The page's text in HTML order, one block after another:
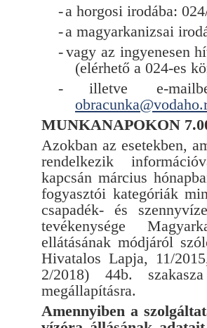
-a horgosi irodába:
-a magyarkanizsai
-vagy az ingyenesen
(elérhető a 024-es
-
illetve e-
MUNKANAPOKON 7
Azokban az esetekben,
rendelkezik
kapcsán március
fogyasztói kategóriák
csapadék- és
tevékenysége
ellátásának módjáról
Hivatalos Lapja, 11/20
2/2018)
44b.
megállapításra.
Amennyiben a